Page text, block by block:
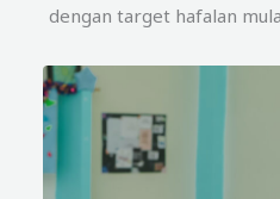
dengan target hafalan